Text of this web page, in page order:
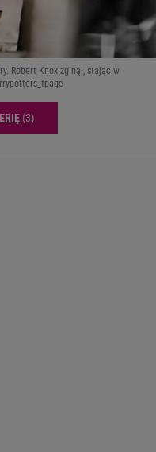
Robert Knox zginął, stając w
(3)